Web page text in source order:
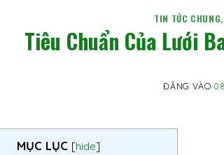
TIN TỨC CHUNG,
Tiêu Chuẩn Của Lưới
ĐĂNG VÀO
MỤC LỤC [hide]